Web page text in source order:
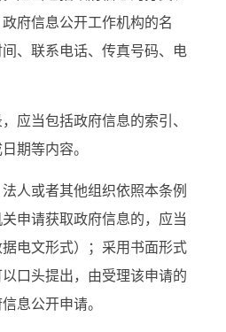
府信息公开工作机构的名
、联系电话、传真号码、电
当包括政府信息的索引、
期等内容。
或者其他组织依照本条例
申请获取政府信息的，应当
电文形式）；采用书面形式
口头提出，由受理该申请的
息公开申请。